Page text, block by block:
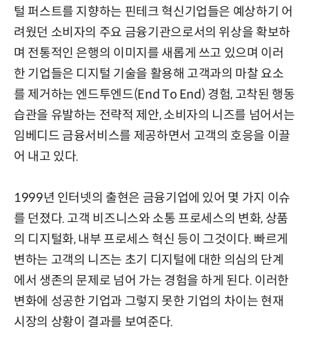
털 퍼스트를 지향하는 핀테크 혁신기업들은 예상하기 어
려웠던 소비자의 주요 금융기관으로서의 위상을 확보하
며 전통적인 은행의 이미지를 새롭게 쓰고 있으며 이러
한 기업들은 디지털 기술을 활용해 고객과의 마찰 요소
를 제거하는 엔드투엔드(End To End) 경험, 고착된 행동
습관을 유발하는 전략적 제안, 소비자의 니즈를 넘어서는
임베디드 금융서비스를 제공하면서 고객의 호응을 이끌
어 내고 있다.
1999년 인터넷의 출현은 금융기업에 있어 몇 가지 이슈
를 던졌다. 고객 비즈니스와 소통 프로세스의 변화, 상품
의 디지털화, 내부 프로세스 혁신 등이 그것이다. 빠르게
변하는 고객의 니즈는 초기 디지털에 대한 의심의 단계
에서 생존의 문제로 넘어 가는 경험을 하게 된다. 이러한
변화에 성공한 기업과 그렇지 못한 기업의 차이는 현재
시장의 상황이 결과를 보여준다.